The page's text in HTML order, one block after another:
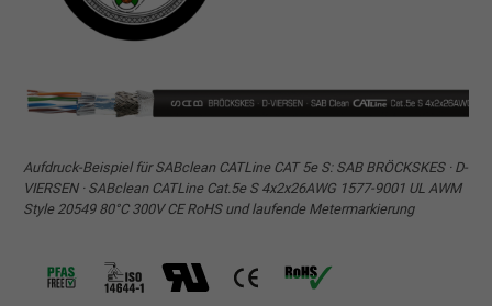
Aufdruck-Beispiel für SABclean CATLine CAT 5e S: SAB BRÖCKSKES · D-
VIERSEN · SABclean CATLine Cat.5e S 4x2x26AWG 1577-9001 UL AWM
Style 20549 80°C 300V CE RoHS und laufende Metermarkierung